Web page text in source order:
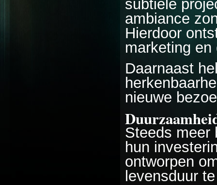
subtiele
ambiance
Hierdoor
marketing
Daarnaast
nieuwe
Steeds meer
hun
ontworpen
levensduur